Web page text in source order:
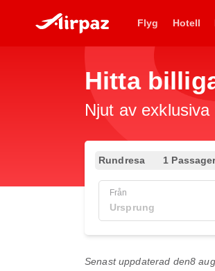
Flyg Hotell
Hitta
Njut av
Rundresa 1
Från
Senast uppdaterad den8